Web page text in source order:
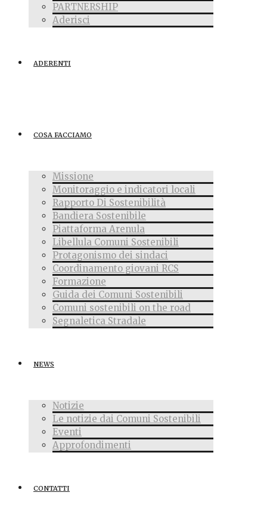
PARTNERSHIP
Aderisci
ADERENTI
COSA FACCIAMO
Missione
Monitoraggio e indicatori locali
Rapporto Di Sostenibilità
Bandiera Sostenibile
Piattaforma Arenula
Libellula Comuni Sostenibili
Protagonismo dei sindaci
Coordinamento giovani RCS
Formazione
Guida dei Comuni Sostenibili
Comuni sostenibili on the road
Segnaletica Stradale
NEWS
Notizie
Le notizie dai Comuni Sostenibili
Eventi
Approfondimenti
CONTATTI